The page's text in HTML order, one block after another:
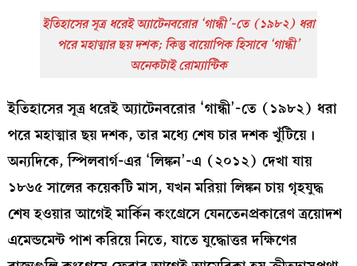
ইতিহাসের সূত্র ধরেই অ্যাটেনবরোর ‘গান্ধী’-তে (১৯৮২) ধরা
পরে মহাত্মার ছয় দশক; কিন্তু বায়োপিক হিসাবে ‘গান্ধী’
অনেকটাই রোম্যান্টিক
ইতিহাসের সূত্র ধরেই অ্যাটেনবরোর ‘গান্ধী’-তে (১৯৮২) ধরা
পরে মহাত্মার ছয় দশক, তার মধ্যে শেষ চার দশক খুঁটিয়ে।
অন্যদিকে, স্পিলবার্গ-এর ‘লিঙ্কন’-এ (২০১২) দেখা যায়
১৮৬৫ সালের কয়েকটি মাস, যখন মরিয়া লিঙ্কন চায় গৃহযুদ্ধ
শেষ হওয়ার আগেই মার্কিন কংগ্রেসে যেনতেনপ্রকারেণ ত্রয়োদশ
এমেন্ডমেন্ট পাশ করিয়ে নিতে, যাতে যুদ্ধোত্তর দক্ষিণের